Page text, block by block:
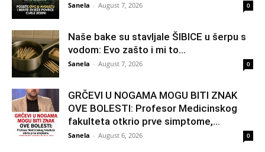
Sanela - August 7, 2026 0
Naše bake su stavljale ŠIBICE u šerpu s
vodom: Evo zašto i mi to...
Sanela - August 7, 2026 0
GRČEVI U NOGAMA MOGU BITI ZNAK
OVE BOLESTI: Profesor Medicinskog
fakulteta otkrio prve simptome,...
Sanela - August 6, 2026 0